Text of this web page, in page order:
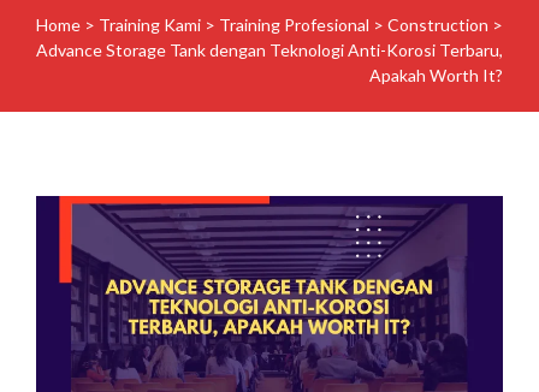
Home > Training Kami > Training Profesional > Construction >
Advance Storage Tank dengan Teknologi Anti-Korosi Terbaru,
Apakah Worth It?